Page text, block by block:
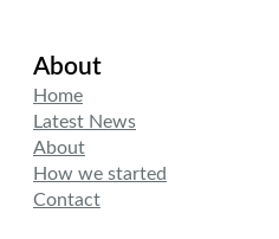
About
Home
Latest News
About
How we started
Contact